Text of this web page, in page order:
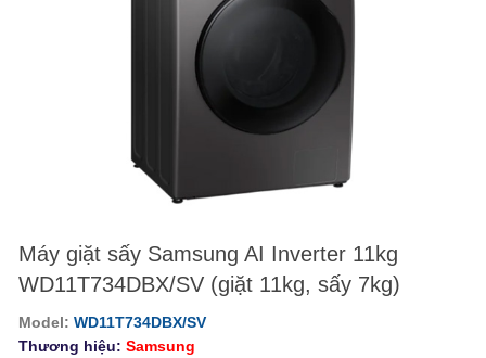
Máy giặt sấy Samsung AI Inverter 11kg
WD11T734DBX/SV (giặt 11kg, sấy 7kg)
Model: WD11T734DBX/SV
Thương hiệu: Samsung